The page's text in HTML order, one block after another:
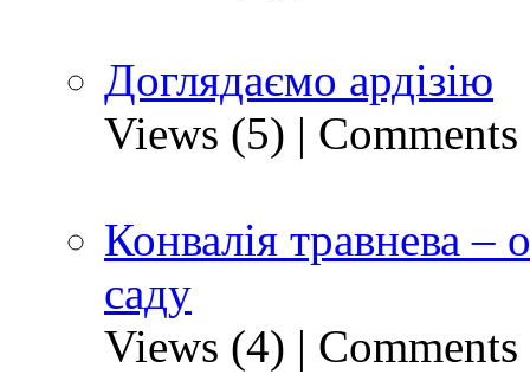
Доглядаємо ардізію
Views (5) |
Конвалія травнева –
саду
Views (4) |